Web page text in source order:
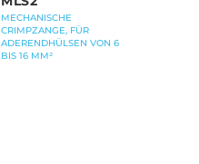
MECHANISCHE
CRIMPZANGE, FÜR
ADERENDHÜLSEN VON 6
BIS 16 MM²